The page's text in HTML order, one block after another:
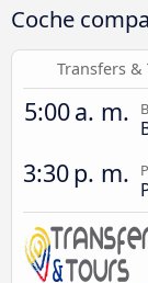
Coche
Transfers &
5:00 a. m.
3:30 p. m.